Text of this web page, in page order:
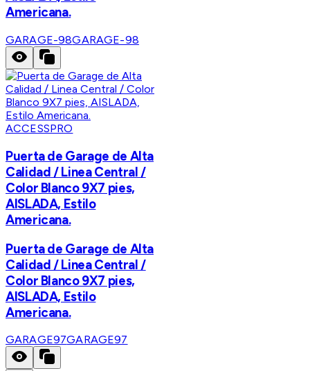
Americana.
GARAGE-98GARAGE-98
ACCESSPRO
Puerta de Garage de Alta
Calidad / Linea Central /
Color Blanco 9X7 pies,
AISLADA, Estilo
Americana.
Puerta de Garage de Alta
Calidad / Linea Central /
Color Blanco 9X7 pies,
AISLADA, Estilo
Americana.
GARAGE97GARAGE97